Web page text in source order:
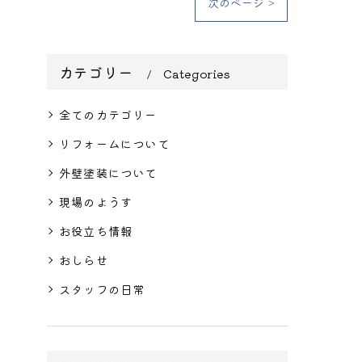
カテゴリー Categories
全てのカテゴリー
リフォームについて
外壁塗装について
現場のようす
お役立ち情報
おしらせ
スタッフの日常